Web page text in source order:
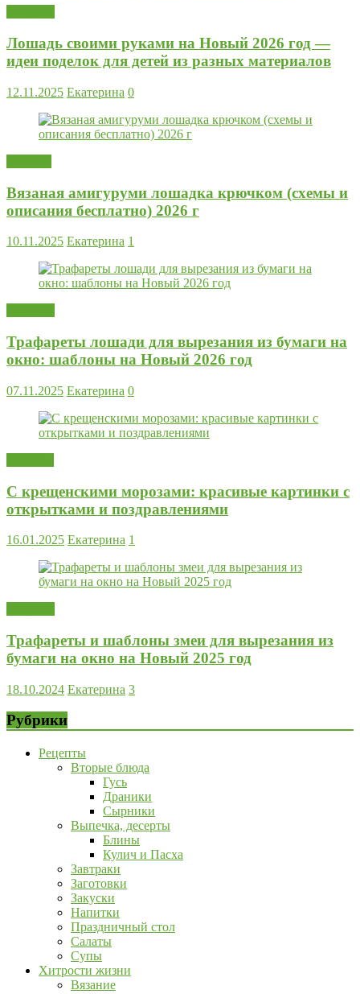
Лошадь своими руками на Новый 2026 год —
идеи поделок для детей из разных материалов
12.11.2025 Екатерина 0
Вязаная амигуруми лошадка крючком (схемы и
описания бесплатно) 2026 г
10.11.2025 Екатерина 1
Трафареты лошади для вырезания из бумаги на
окно: шаблоны на Новый 2026 год
07.11.2025 Екатерина 0
С крещенскими морозами: красивые картинки с
открытками и поздравлениями
16.01.2025 Екатерина 1
Трафареты и шаблоны змеи для вырезания из
бумаги на окно на Новый 2025 год
18.10.2024 Екатерина 3
Рубрики
Рецепты
Вторые блюда
Гусь
Драники
Сырники
Выпечка, десерты
Блины
Кулич и Пасха
Завтраки
Заготовки
Закуски
Напитки
Праздничный стол
Салаты
Супы
Хитрости жизни
Вязание